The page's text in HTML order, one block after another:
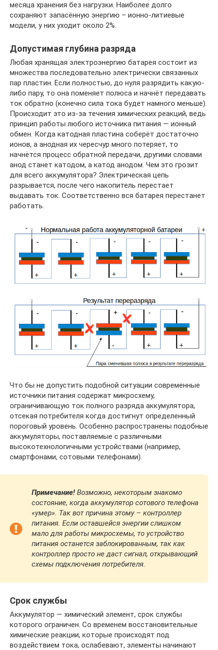
месяца хранения без нагрузки. Наиболее долго
сохраняют запасённую энергию – ионно-литиевые
модели, у них уходит около 2%.
Допустимая глубина разряда
Любая хранящая электроэнергию батарея состоит из
множества последовательно электрически связанных
пар пластин. Если полностью, до нуля разрядить какую-
либо пару, то она поменяет полюса и начнёт передавать
ток обратно (конечно сила тока будет намного меньше).
Происходит это из-за течения химических реакций, ведь
принцип работы любого источника питания — ионный
обмен. Когда катодная пластина соберёт достаточно
ионов, а анодная их чересчур много потеряет, то
начнётся процесс обратной передачи, другими словами
анод станет катодом, а катод анодом. Чем это грозит
для всего аккумулятора? Электрическая цепь
разрывается, после чего накопитель перестает
выдавать ток. Соответственно вся батарея перестанет
работать.
Что бы не допустить подобной ситуации современные
источники питания содержат микросхему,
ограничивающую ток полного разряда аккумулятора,
отсекая потребителя когда достигнут определенный
пороговый уровень. Особенно распространены подобные
аккумуляторы, поставляемые с различными
высокотехнологичными устройствами (например,
смартфонами, сотовыми телефонами).
Примечание! Возможно, некоторым знакомо
состояние, когда аккумулятор сотового телефона
«умер». Так вот причина этому – контроллер
питания. Если оставшейся энергии слишком
мало для работы микросхемы, то устройство
питания останется заблокированным, так как
контроллер просто не даст сигнал, открывающий
схемы подключения потребителя.
Срок службы
Аккумулятор — химический элемент, срок службы
которого ограничен. Со временем восстановительные
химические реакции, которые происходят под
воздействием тока, ослабевают, элементы начинают